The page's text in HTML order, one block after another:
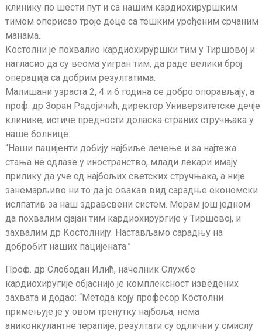
клинику по шести пут и са нашим кардиохируршким
тимом оперисао троје деце са тешким урођеним срчаним
манама.
Костолни је похвалио кардиохируршки тим у Тиршовој и
нагласио да су веома уигран тим, да раде велики број
операција са добрим резултатима.
Малишани узраста 2, 4 и 6 година се добро опорављају, а
проф. др Зоран Радојичић, директор Универзитетске дечје
клинике, истиче предности доласка страних стручњака у
наше болнице:
“Наши пацијенти добију најбиље лечење и за најтежа
стања не одлазе у иностранство, млади лекари имају
прилику да уче од најбољих светских стручњака, а није
занемарљиво ни то да је овакав вид сарадње економски
ислпатив за наш здравсвени систем. Морам још једном
да похвалим сјајан тим кардиохирургије у Тиршовој, и
захвалим др Костолнију. Настављамо сарадњу на
добробит наших пацијената.”
Проф. др Слободан Илић, начелник Службе
кардиохиругије објаснијо је комплексност изведених
захвата и додао: “Метода коју професор Костолни
примењује је у овом тренутку најбоља, нема
аниконкулантне терапије, резултати су одлични у смислу